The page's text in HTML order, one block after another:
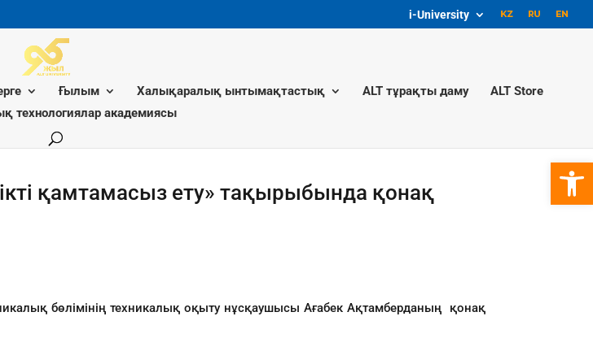
i-University
Ғылым Халықаралық ынтымақтастық ALT тұрақты даму
ALT Store
технологиялар академиясы
қамтамасыз ету» тақырыбында қонақ
бөлімінің техникалық оқыту нұсқаушысы Ағабек Ақтамберданың қонақ